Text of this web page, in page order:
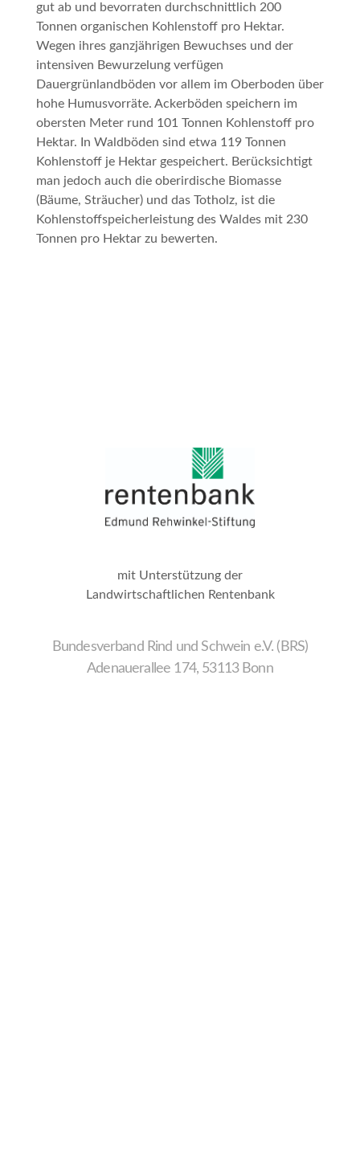
gut ab und bevorraten durchschnittlich 200
Tonnen organischen Kohlenstoff pro Hektar.
Wegen ihres ganzjährigen Bewuchses und der
intensiven Bewurzelung verfügen
Dauergrünlandböden vor allem im Oberboden über
hohe Humusvorräte. Ackerböden speichern im
obersten Meter rund 101 Tonnen Kohlenstoff pro
Hektar. In Waldböden sind etwa 119 Tonnen
Kohlenstoff je Hektar gespeichert. Berücksichtigt
man jedoch auch die oberirdische Biomasse
(Bäume, Sträucher) und das Totholz, ist die
Kohlenstoffspeicherleistung des Waldes mit 230
Tonnen pro Hektar zu bewerten.
mit Unterstützung der
Landwirtschaftlichen Rentenbank
Bundesverband Rind und Schwein e.V. (BRS)
Adenauerallee 174, 53113 Bonn